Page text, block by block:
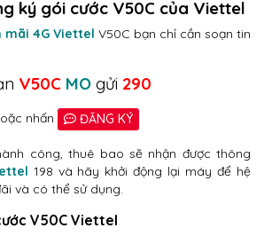
ký gói cước V50C của Viettel
mãi 4G Viettel V50C bạn chỉ cần soạn tin
V50C MOgửi 290
nhấn ĐĂNG KÝ
công, thuê bao sẽ nhận được thông
198 và hãy khởi động lại máy để hệ
và có thể sử dụng.
V50C Viettel